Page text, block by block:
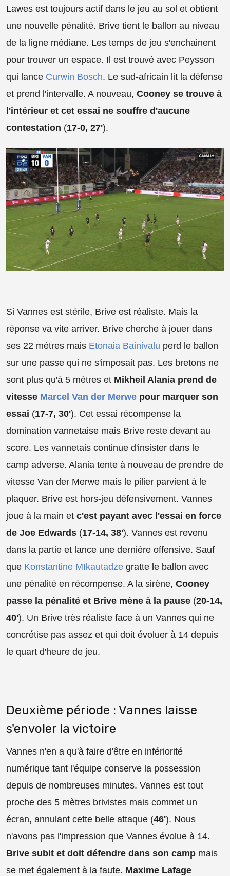
Lawes est toujours actif dans le jeu au sol et obtient
une nouvelle pénalité. Brive tient le ballon au niveau
de la ligne médiane. Les temps de jeu s'enchainent
pour trouver un espace. Il est trouvé avec Peysson
qui lance Curwin Bosch. Le sud-africain lit la défense
et prend l'intervalle. A nouveau, Cooney se trouve à
l'intérieur et cet essai ne souffre d'aucune
contestation (17-0, 27').
Si Vannes est stérile, Brive est réaliste. Mais la
réponse va vite arriver. Brive cherche à jouer dans
ses 22 mètres mais Etonaia Bainivalu perd le ballon
sur une passe qui ne s'imposait pas. Les bretons ne
sont plus qu'à 5 mètres et Mikheil Alania prend de
vitesse Marcel Van der Merwe pour marquer son
essai (17-7, 30'). Cet essai récompense la
domination vannetaise mais Brive reste devant au
score. Les vannetais continue d'insister dans le
camp adverse. Alania tente à nouveau de prendre de
vitesse Van der Merwe mais le pilier parvient à le
plaquer. Brive est hors-jeu défensivement. Vannes
joue à la main et c'est payant avec l'essai en force
de Joe Edwards (17-14, 38'). Vannes est revenu
dans la partie et lance une dernière offensive. Sauf
que Konstantine MIkautadze gratte le ballon avec
une pénalité en récompense. A la sirène, Cooney
passe la pénalité et Brive mène à la pause (20-14,
40'). Un Brive très réaliste face à un Vannes qui ne
concrétise pas assez et qui doit évoluer à 14 depuis
le quart d'heure de jeu.
Deuxième période : Vannes laisse
s'envoler la victoire
Vannes n'en a qu'à faire d'être en infériorité
numérique tant l'équipe conserve la possession
depuis de nombreuses minutes. Vannes est tout
proche des 5 mètres brivistes mais commet un
écran, annulant cette belle attaque (46'). Nous
n'avons pas l'impression que Vannes évolue à 14.
Brive subit et doit défendre dans son camp mais
se met également à la faute. Maxime Lafage